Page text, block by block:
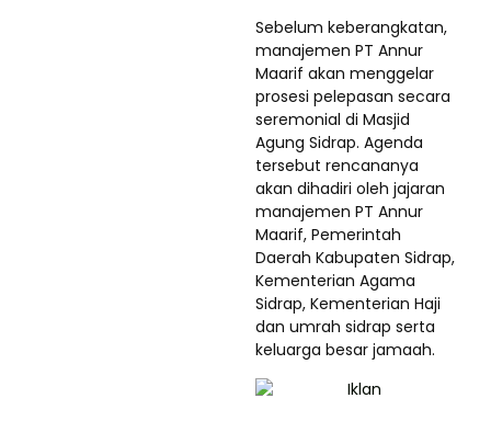
Sebelum keberangkatan,
manajemen PT Annur
Maarif akan menggelar
prosesi pelepasan secara
seremonial di Masjid
Agung Sidrap. Agenda
tersebut rencananya
akan dihadiri oleh jajaran
manajemen PT Annur
Maarif, Pemerintah
Daerah Kabupaten Sidrap,
Kementerian Agama
Sidrap, Kementerian Haji
dan umrah sidrap serta
keluarga besar jamaah.